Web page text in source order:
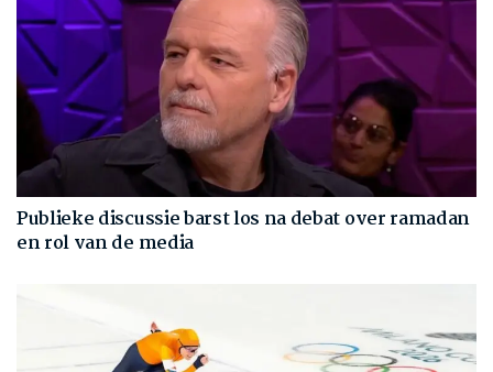
Publieke discussie barst los na debat over ramadan
en rol van de media